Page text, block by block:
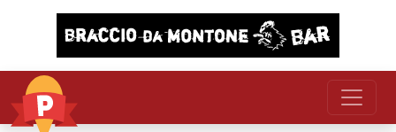
Vai al contenuto